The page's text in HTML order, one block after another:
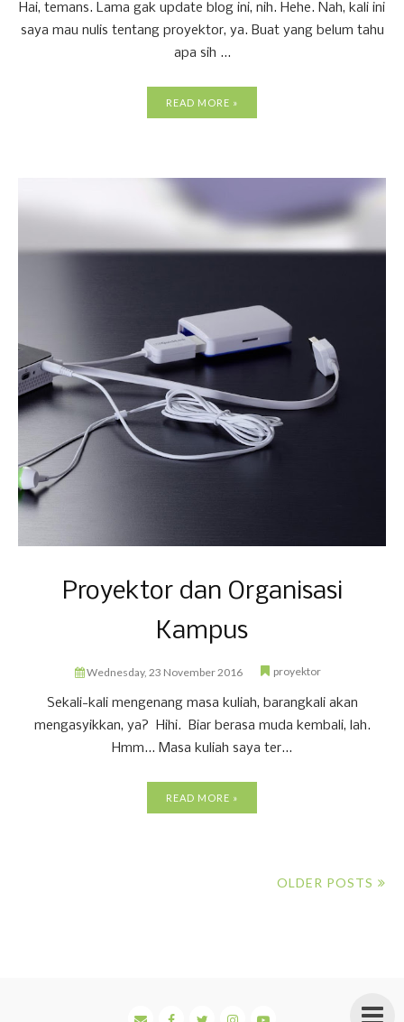
Hai, temans. Lama gak update blog ini, nih. Hehe. Nah, kali ini
saya mau nulis tentang proyektor, ya. Buat yang belum tahu
apa sih ...
READ MORE »
Proyektor dan Organisasi
Kampus
Wednesday, 23 November 2016 proyektor
Sekali-kali mengenang masa kuliah, barangkali akan
mengasyikkan, ya? Hihi. Biar berasa muda kembali, lah.
Hmm... Masa kuliah saya ter...
READ MORE »
OLDER POSTS